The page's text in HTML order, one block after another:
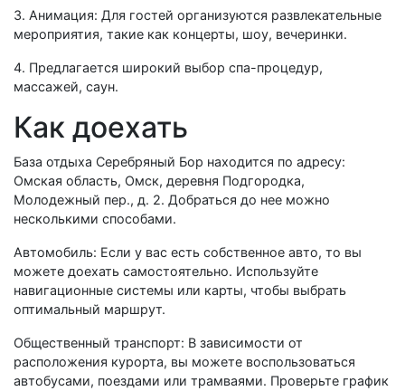
3. Анимация: Для гостей организуются развлекательные
мероприятия, такие как концерты, шоу, вечеринки.
4. Предлагается широкий выбор спа-процедур,
массажей, саун.
Как доехать
База отдыха Серебряный Бор находится по адресу:
Омская область, Омск, деревня Подгородка,
Молодежный пер., д. 2. Добраться до нее можно
несколькими способами.
Автомобиль: Если у вас есть собственное авто, то вы
можете доехать самостоятельно. Используйте
навигационные системы или карты, чтобы выбрать
оптимальный маршрут.
Общественный транспорт: В зависимости от
расположения курорта, вы можете воспользоваться
автобусами, поездами или трамваями. Проверьте график